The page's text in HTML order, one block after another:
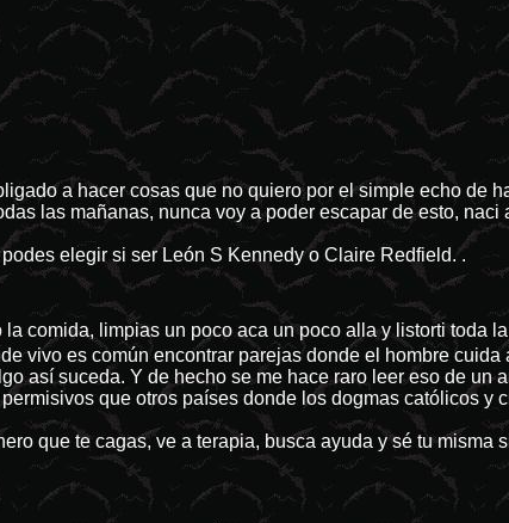
a hacer cosas que no quiero por el simple echo de
las mañanas, nunca voy a poder escapar de esto, naci
elegir si ser León S Kennedy o Claire Redfield. .
comida, limpias un poco aca un poco alla y listorti toda
vivo es común encontrar parejas donde el hombre cuida
así suceda. Y de hecho se me hace raro leer eso de un
que otros países donde los dogmas católicos y
que te cagas, ve a terapia, busca ayuda y sé tu misma